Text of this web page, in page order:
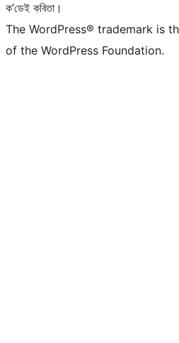
ক’ডেই কবিতা।
The WordPress® trademark is
of the WordPress Foundation.